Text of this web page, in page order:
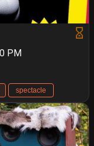
PM
spectacle